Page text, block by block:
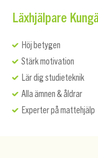
Läxhjälpare
Höj betygen
Stärk motivation
Lär dig studieteknik
Alla ämnen & åldrar
Experter på mattehjälp